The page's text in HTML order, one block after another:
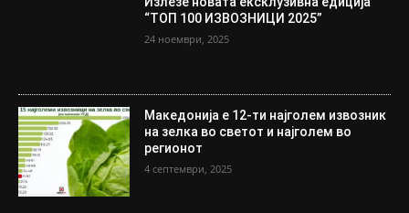
“ТОП 100 ИЗВОЗНИЦИ 2025”
24 ноември, 2025
Македонија е 12-ти најголем извозник
на зелка во светот и најголем во
регионот
4 септември, 2025